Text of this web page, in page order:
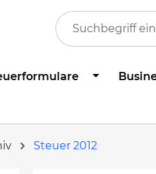
Steuer 2012